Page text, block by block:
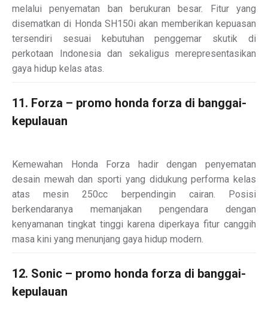
melalui penyematan ban berukuran besar. Fitur yang
disematkan di Honda SH150i akan memberikan kepuasan
tersendiri sesuai kebutuhan penggemar skutik di
perkotaan Indonesia dan sekaligus merepresentasikan
gaya hidup kelas atas.
11. Forza – promo honda forza di banggai-
kepulauan
Kemewahan Honda Forza hadir dengan penyematan
desain mewah dan sporti yang didukung performa kelas
atas mesin 250cc berpendingin cairan. Posisi
berkendaranya memanjakan pengendara dengan
kenyamanan tingkat tinggi karena diperkaya fitur canggih
masa kini yang menunjang gaya hidup modern.
12. Sonic – promo honda forza di banggai-
kepulauan